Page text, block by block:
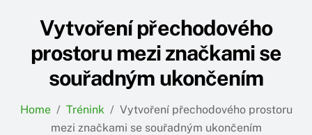
Vytvoření přechodového
prostoru mezi značkami se
souřadným ukončením
Home / Trénink / Vytvoření přechodového prostoru
mezi značkami se souřadným ukončením